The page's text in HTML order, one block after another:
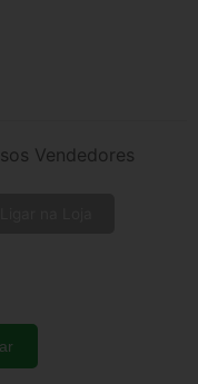
Vendedores